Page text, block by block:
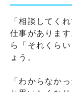
「相談してく
仕事がありま
ら「それくら
ょう。
「わからなか